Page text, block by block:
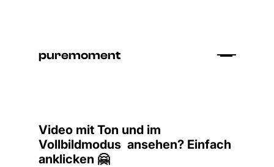
puremoment
Video mit Ton und im
Vollbildmodus ansehen? Einfach
anklicken 🤗